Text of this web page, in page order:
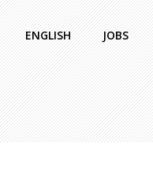
ENGLISH JOBS